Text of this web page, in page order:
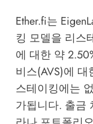
Ether.fi는
킹 모델을 리스
에 대한 약
비스(AVS)에
스테이킹에는
가됩니다. 출금